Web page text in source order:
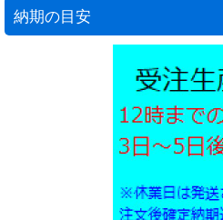
納期の目安